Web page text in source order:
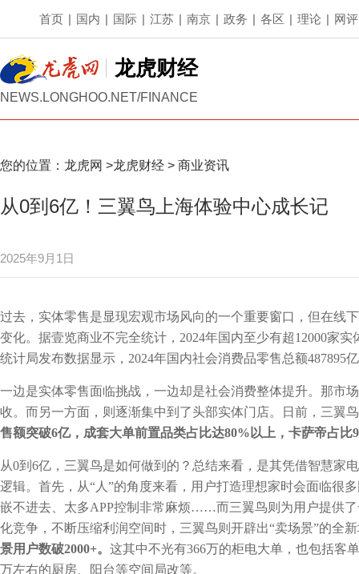
首页 | 国内 | 国际 | 江苏 | 南京 | 政务 | 各区 | 理论 | 网评
龙虎财经
NEWS.LONGHOO.NET/FINANCE
您的位置： 龙虎网 >龙虎财经 > 商业资讯
从0到6亿！三翼鸟上海体验中心成长记
2025年9月1日
过去，实体零售是显现宏观市场风向的一个重要窗口，但在线
变化。据壹览商业不完全统计，2024年国内至少有超12000家
统计局发布数据显示，2024年国内社会消费品零售总额487895
一边是实体零售面临挑战，一边却是社会消费整体提升。那市
收。而另一方面，则逐渐集中到了头部实体门店。日前，三翼
售额突破6亿，成套大单前置品类占比达80%以上，卡萨帝占比
从0到6亿，三翼鸟是如何做到的？总结来看，是其凭借智慧家
逻辑。首先，从“人”的角度来看，用户打造理想家时会面临很
嵌不进去、太多APP控制非常麻烦……而三翼鸟则为用户提供
化竞争，不断压缩利润空间时，三翼鸟则开辟出“卖场景”的全
景用户数破2000+。 这其中不光有366万的柜电大单，也包括客
万左右的厨房、阳台等空间局改等。